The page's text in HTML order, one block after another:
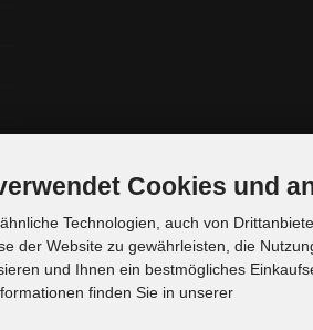
Cookies und
Technologien, auch von
der Website zu gewährleisten, die
und Ihnen ein bestmögliches
finden Sie in unserer